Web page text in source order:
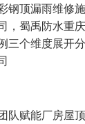
钢顶漏雨维修
蜀禹防水重
三个维度展开
队赋能厂房屋